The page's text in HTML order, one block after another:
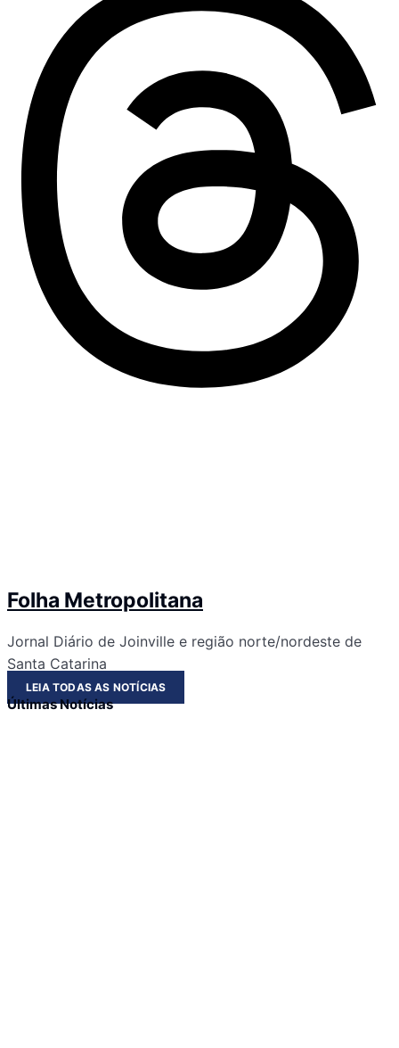
Folha Metropolitana
Jornal Diário de Joinville e região norte/nordeste de
Santa Catarina
LEIA TODAS AS NOTÍCIAS
Últimas Notícias